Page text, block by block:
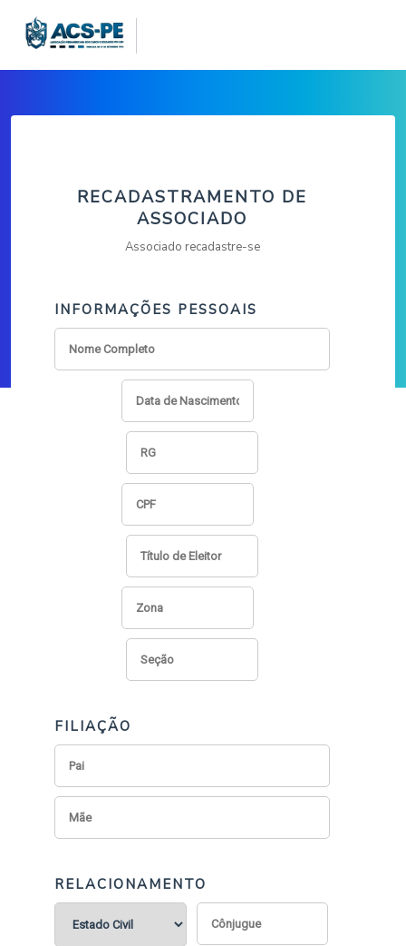
RECADASTRAMENTO DE
ASSOCIADO
Associado recadastre-se
INFORMAÇÕES PESSOAIS
FILIAÇÃO
RELACIONAMENTO